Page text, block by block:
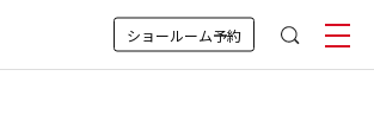
ショールーム予約